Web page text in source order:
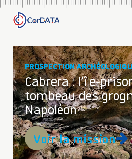
PROSPECTION
Cabrera : l’île-
tombeau des
Napoléon
Voir la mission